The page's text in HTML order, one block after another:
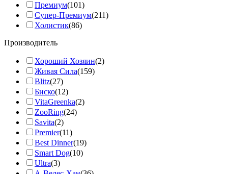
Премиум(101)
Супер-Премиум(211)
Холистик(86)
Производитель
Хороший Хозяин(2)
Живая Сила(159)
Blitz(27)
Биско(12)
VitaGreenka(2)
ZooRing(24)
Savita(2)
Premier(11)
Best Dinner(19)
Smart Dog(10)
Ultra(3)